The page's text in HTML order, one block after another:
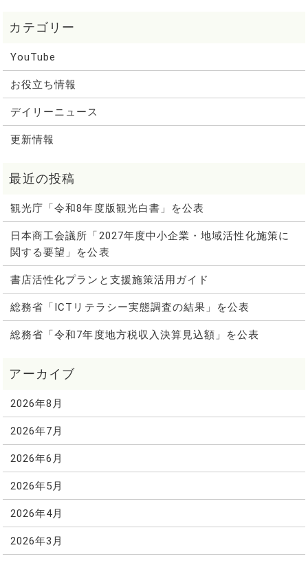
YouTube
お役立ち情報
デイリーニュース
更新情報
観光庁「令和8年度版観光白書」を公表
日本商工会議所「2027年度中小企業・地域活性化施策に
関する要望」を公表
書店活性化プランと支援施策活用ガイド
総務省「ICTリテラシー実態調査の結果」を公表
総務省「令和7年度地方税収入決算見込額」を公表
2026年8月
2026年7月
2026年6月
2026年5月
2026年4月
2026年3月